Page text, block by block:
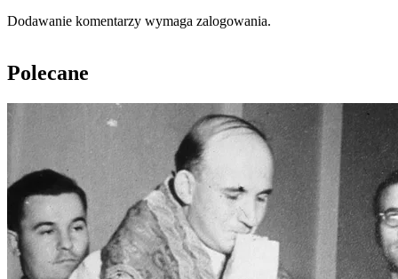
Dodawanie komentarzy wymaga zalogowania.
Polecane